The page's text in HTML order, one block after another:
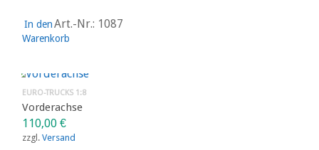
In den
Warenkorb
Art.-Nr.: 1087
EURO-TRUCKS 1:8
Vorderachse
110,00 €
zzgl. Versand